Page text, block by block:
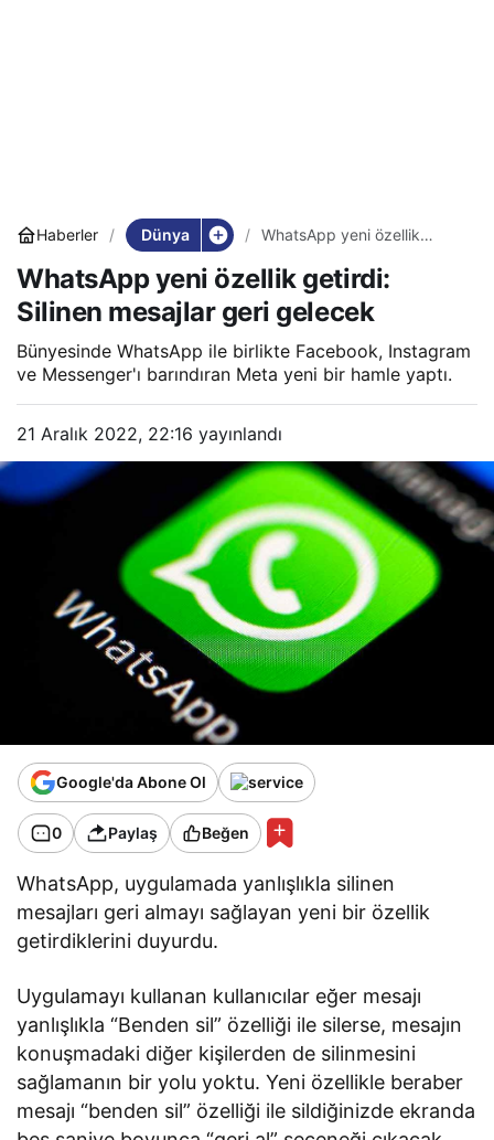
Haberler Dünya
WhatsApp yeni özellik
gelecek
WhatsApp yeni özellik getirdi:
Silinen mesajlar geri gelecek
Bünyesinde WhatsApp ile birlikte Facebook, Instagram
ve Messenger'ı barındıran Meta yeni bir hamle yaptı.
21 Aralık 2022, 22:16 yayınlandı
Google'da Abone Ol
0 Paylaş Beğen
WhatsApp, uygulamada yanlışlıkla silinen
mesajları geri almayı sağlayan yeni bir özellik
getirdiklerini duyurdu.
Uygulamayı kullanan kullanıcılar eğer mesajı
yanlışlıkla “Benden sil” özelliği ile silerse, mesajın
konuşmadaki diğer kişilerden de silinmesini
sağlamanın bir yolu yoktu. Yeni özellikle beraber
mesajı “benden sil” özelliği ile sildiğinizde ekranda